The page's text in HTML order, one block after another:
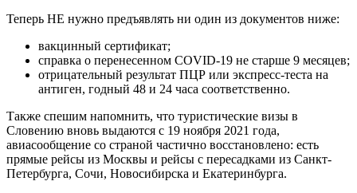
Теперь НЕ нужно предъявлять ни один из документов ниже:
вакцинный сертификат;
справка о перенесенном COVID-19 не старше 9 месяцев;
отрицательный результат ПЦР или экспресс-теста на
антиген, годный 48 и 24 часа соответственно.
Также спешим напомнить, что туристические визы в
Словению вновь выдаются с 19 ноября 2021 года,
авиасообщение со страной частично восстановлено: есть
прямые рейсы из Москвы и рейсы с пересадками из Санкт-
Петербурга, Сочи, Новосибирска и Екатеринбурга.